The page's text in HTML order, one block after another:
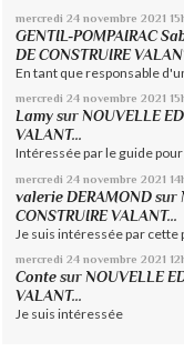
mercredi 24 novembre 2021
GENTIL-POMPAIRAC
DE CONSTRUIRE
En tant que responsable
mercredi 24 novembre 2021
Lamy surNOUVELLE
VALANT...
Intéressée par le guide
mercredi 24 novembre 2021
valerie DERAMOND sur
CONSTRUIRE VALANT...
Je suis intéressée par cette
mercredi 24 novembre 2021
Conte surNOUVELLE
VALANT...
Je suis intéressée